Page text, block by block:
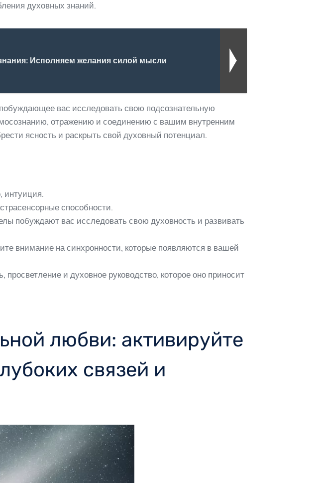
духовных знаний.
Исполняем желания силой мысли
вас исследовать свою подсознательную
отражению и соединению с вашим внутренним
ясность и раскрыть свой духовный потенциал.
интуиция.
способности.
побуждают вас исследовать свою духовность и развивать
внимание на синхронности, которые появляются в вашей
и духовное руководство, которое оно приносит
любви: активируйте
связей и